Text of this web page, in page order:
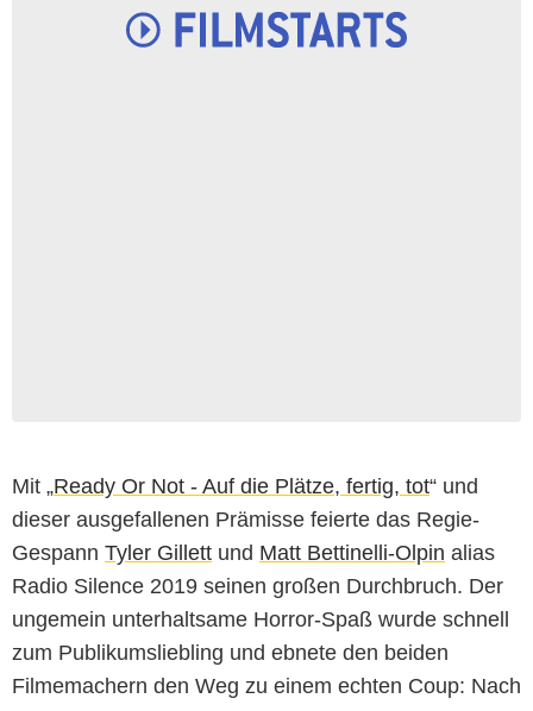
Mit „Ready Or Not - Auf die Plätze, fertig, tot“ und
dieser ausgefallenen Prämisse feierte das Regie-
Gespann Tyler Gillett und Matt Bettinelli-Olpin alias
Radio Silence 2019 seinen großen Durchbruch. Der
ungemein unterhaltsame Horror-Spaß wurde schnell
zum Publikumsliebling und ebnete den beiden
Filmemachern den Weg zu einem echten Coup: Nach